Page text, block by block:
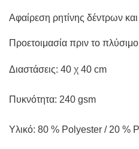
Αφαίρεση ρητίνης δέντρων
Προετοιμασία πριν το
Διαστάσεις: 40 χ 40 cm
Πυκνότητα: 240 gsm
Υλικό: 80 % Polyester / 20 %